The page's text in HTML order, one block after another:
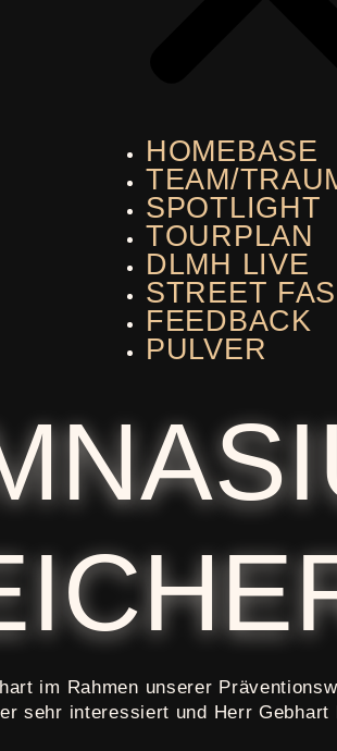
HOMEBASE
TEAM/
SPOTLIGHT
TOURPLAN
DLMH LIVE
STREET
FEEDBACK
PULVER
im Rahmen unserer
sehr interessiert und Herr